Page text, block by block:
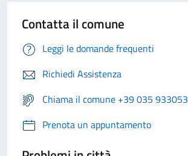
Contatta il comune
Leggi le domande frequenti
Richiedi Assistenza
Chiama il comune +39 035 933053
Prenota un appuntamento